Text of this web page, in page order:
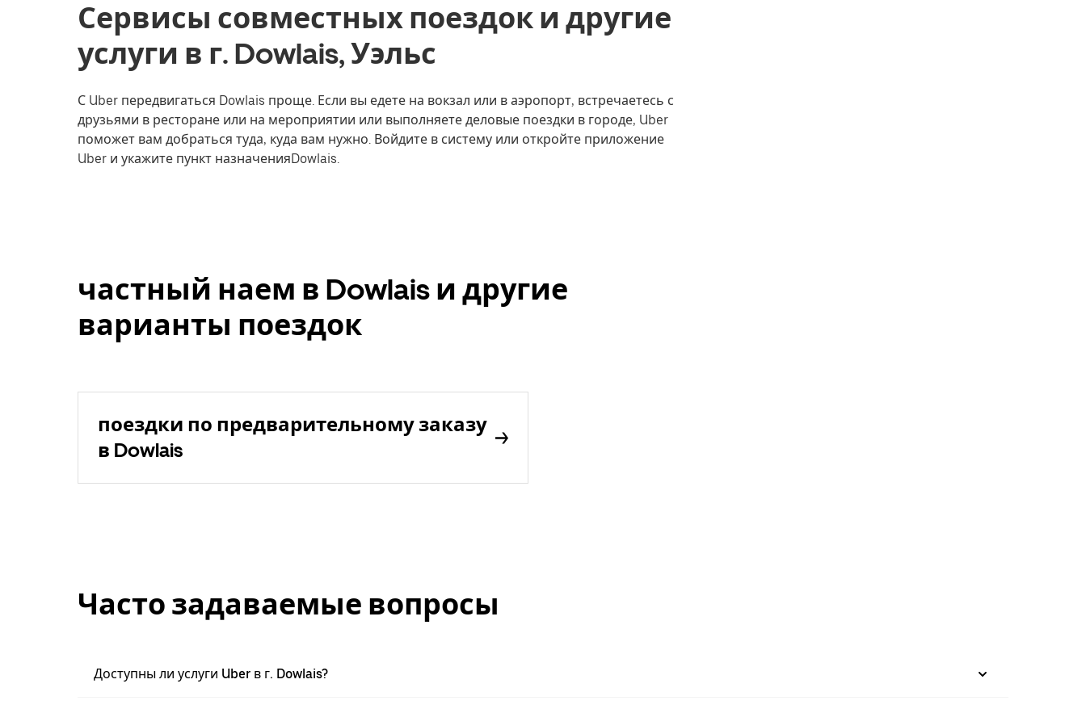
Сервисы совместных поездок и другие
услуги в г. Dowlais, Уэльс
С Uber передвигаться Dowlais проще. Если вы едете на вокзал или в аэропорт, встречаетесь с
друзьями в ресторане или на мероприятии или выполняете деловые поездки в городе, Uber
поможет вам добраться туда, куда вам нужно. Войдите в систему или откройте приложение
Uber и укажите пункт назначенияDowlais.
частный наем в Dowlais и другие
варианты поездок
поездки по предварительному заказу
в Dowlais
Часто задаваемые вопросы
Доступны ли услуги Uber в г. Dowlais?